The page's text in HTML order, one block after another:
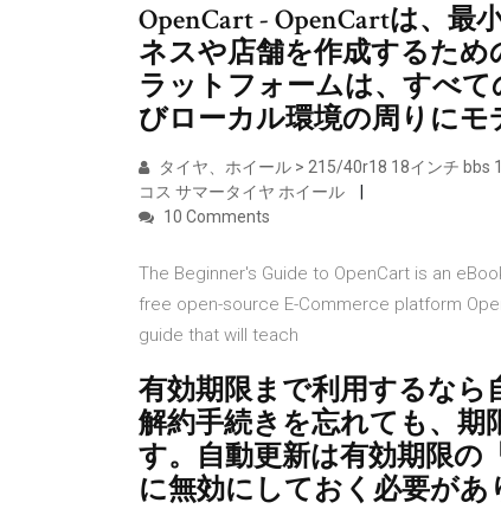
OpenCart - OpenCartは、
ネスや店舗を作成するた
ラットフォームは、すべ
びローカル環境の周りに
タイヤ、ホイール > 215/40r18 18インチ bbs
コス サマータイヤ ホイール
10 Comments
The Beginner's Guide to OpenCart is an
free open-source E-Commerce platform
guide that will teach
有効期限まで利用するなら
解約手続きを忘れても、期
す。自動更新は有効期限の
に無効にしておく必要があ